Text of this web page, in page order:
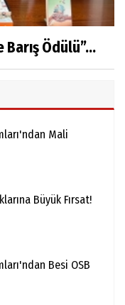
Ödülü”...
Mali
Büyük Fırsat!
Besi OSB